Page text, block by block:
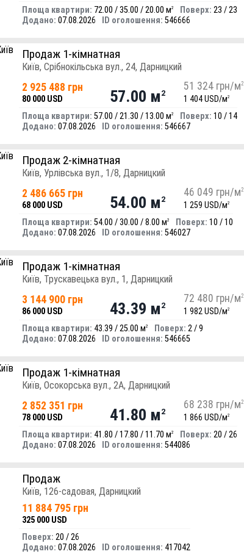
Площа квартири: 72.00 / 35.00 / 20.00 м2 Поверх: 23 / 23
Додано: 07.08.2026 ID оголошення: 546666
Продаж 1-кімнатная
Київ, Срібнокільська вул., 24, Дарницкий
2 925 488 грн
80 000 USD 57.00 м 2
51 324 грн/м2
1 404 USD/м2
Площа квартири: 57.00 / 21.30 / 13.00 м2 Поверх: 10 / 14
Додано: 07.08.2026 ID оголошення: 546667
Продаж 2-кімнатная
Київ, Урлівська вул., 1/8, Дарницкий
2 486 665 грн
68 000 USD 54.00 м 2
46 049 грн/м2
1 259 USD/м2
Площа квартири: 54.00 / 30.00 / 8.00 м2 Поверх: 10 / 10
Додано: 07.08.2026 ID оголошення: 546027
Продаж 1-кімнатная
Київ, Трускавецька вул., 1, Дарницкий
3 144 900 грн
86 000 USD 43.39 м 2
72 480 грн/м2
1 982 USD/м2
Площа квартири: 43.39 / 25.00 м2 Поверх: 2 / 9
Додано: 07.08.2026 ID оголошення: 546665
Продаж 1-кімнатная
Київ, Осокорська вул., 2А, Дарницкий
2 852 351 грн
78 000 USD 41.80 м 2
68 238 грн/м2
1 866 USD/м2
Площа квартири: 41.80 / 17.80 / 11.70 м2 Поверх: 20 / 26
Додано: 07.08.2026 ID оголошення: 544086
Продаж
Київ, 126-садовая, Дарницкий
11 884 795 грн
325 000 USD
Поверх: 20 / 26
Додано: 07.08.2026 ID оголошення: 417042